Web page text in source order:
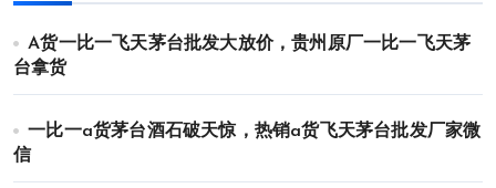
A货一比一飞天茅台批发大放价，贵州原厂一比一飞天茅
台拿货
一比一a货茅台酒石破天惊，热销a货飞天茅台批发厂家微
信